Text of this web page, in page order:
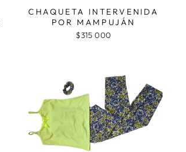
CHAQUETA INTERVENIDA
POR MAMPUJÁN
$315 000